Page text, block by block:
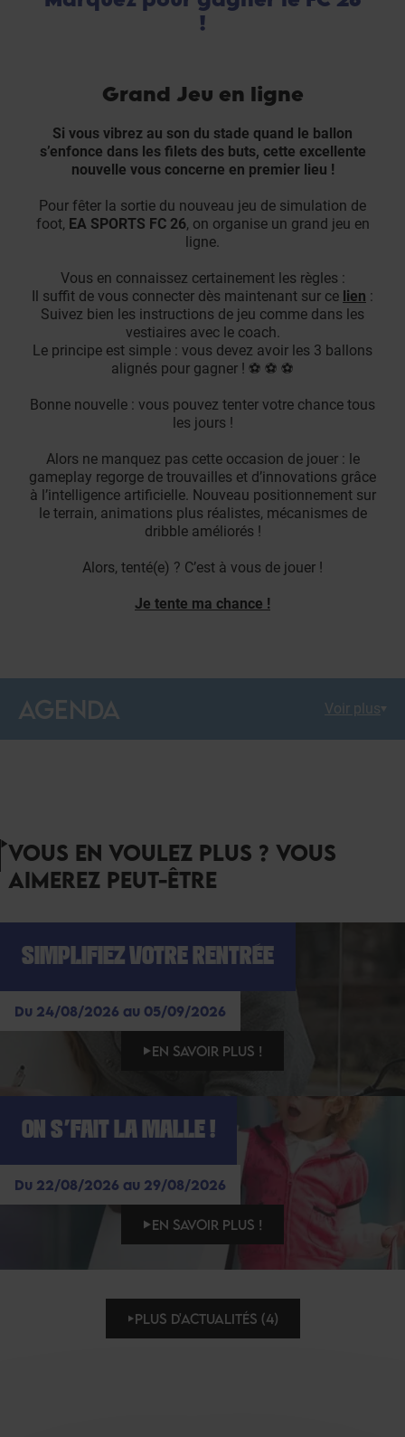
!
Grand Jeu en ligne
Si vous vibrez au son du stade quand le ballon
s’enfonce dans les filets des buts, cette excellente
nouvelle vous concerne en premier lieu !
Pour fêter la sortie du nouveau jeu de simulation de
foot, EA SPORTS FC 26, on organise un grand jeu en
ligne.
Vous en connaissez certainement les règles :
Il suffit de vous connecter dès maintenant sur ce lien :
Suivez bien les instructions de jeu comme dans les
vestiaires avec le coach.
Le principe est simple : vous devez avoir les 3 ballons
alignés pour gagner ! ⚽️ ⚽️ ⚽️
Bonne nouvelle : vous pouvez tenter votre chance tous
les jours !
Alors ne manquez pas cette occasion de jouer : le
gameplay regorge de trouvailles et d’innovations grâce
à l’intelligence artificielle. Nouveau positionnement sur
le terrain, animations plus réalistes, mécanismes de
dribble améliorés !
Alors, tenté(e) ? C’est à vous de jouer !
Je tente ma chance !
AGENDA Voir plus
VOUS EN VOULEZ PLUS ? VOUS
AIMEREZ PEUT-ÊTRE
SIMPLIFIEZ VOTRE RENTRÉE
Du 24/08/2026 au 05/09/2026
EN SAVOIR PLUS !
ON S'FAIT LA MALLE !
Du 22/08/2026 au 29/08/2026
EN SAVOIR PLUS !
PLUS D'ACTUALITÉS (4)